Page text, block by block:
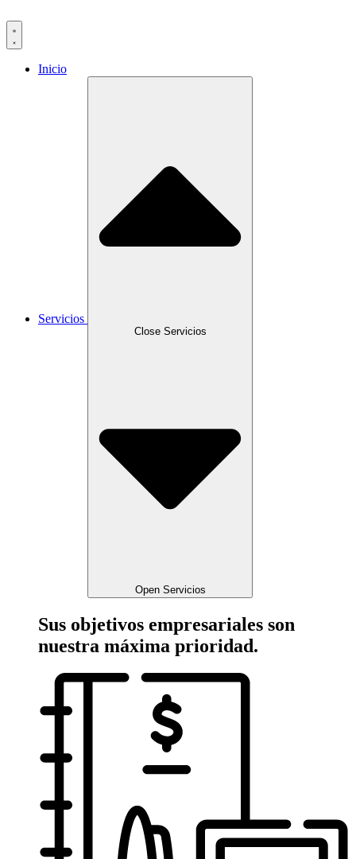
Inicio
Servicios
Close Servicios
Open Servicios
Sus objetivos empresariales son
nuestra máxima prioridad.